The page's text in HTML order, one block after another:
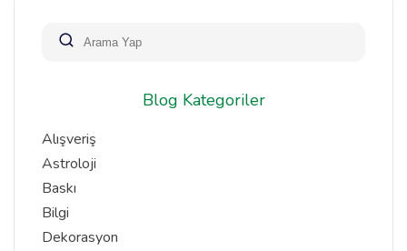
Blog Kategoriler
Alışveriş
Astroloji
Baskı
Bilgi
Dekorasyon